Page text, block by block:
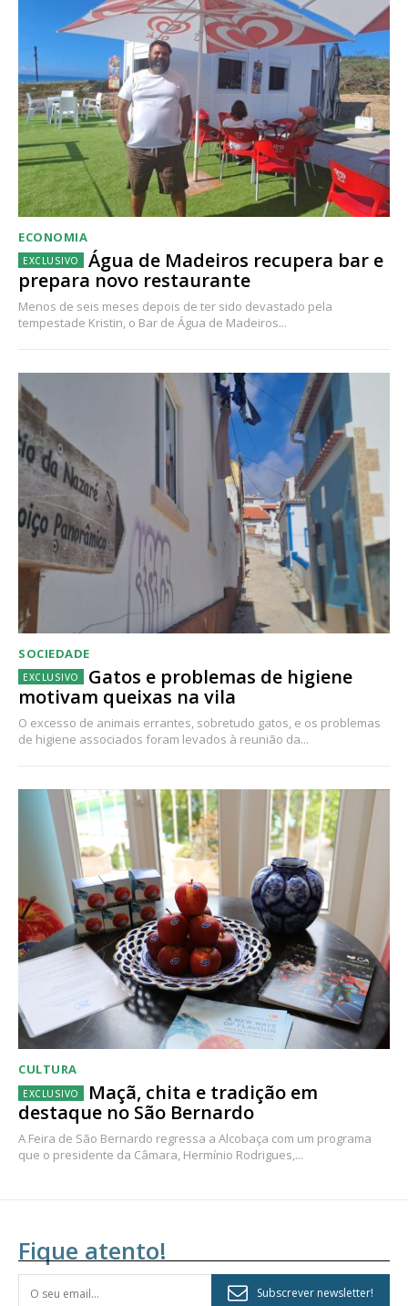
ECONOMIA
Água de Madeiros recupera bar e
prepara novo restaurante
Menos de seis meses depois de ter sido devastado pela
tempestade Kristin, o Bar de Água de Madeiros...
SOCIEDADE
Gatos e problemas de higiene
motivam queixas na vila
O excesso de animais errantes, sobretudo gatos, e os problemas
de higiene associados foram levados à reunião da...
CULTURA
Maçã, chita e tradição em
destaque no São Bernardo
A Feira de São Bernardo regressa a Alcobaça com um programa
que o presidente da Câmara, Hermínio Rodrigues,...
Fique atento!
Subscrever newsletter!